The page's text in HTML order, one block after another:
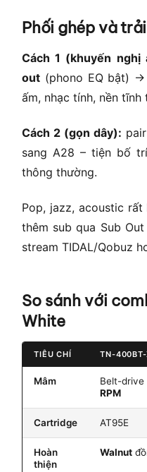
Phối ghép và
Cách 1 (khuyến nghị
out (phono EQ bật) →
ấm, nhạc tính, nền tĩnh
Cách 2 (gọn dây):
sang A28 – tiện bố
thông thường.
Pop, jazz, acoustic
thêm sub qua Sub
stream TIDAL/Qobuz
So sánh với
White
TIÊU CHÍ TN-
Mâm Belt-drive
RPM
Cartridge AT95E
Hoàn
thiện
Walnut